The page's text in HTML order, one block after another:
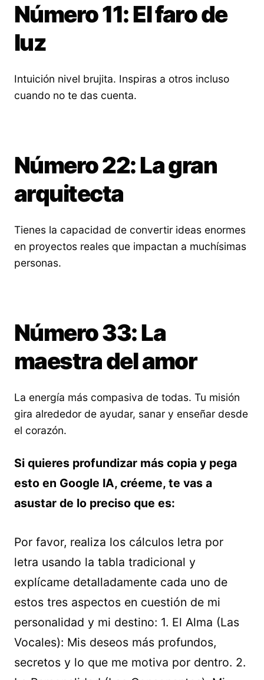
Número 11: El faro de
luz
Intuición nivel brujita. Inspiras a otros incluso
cuando no te das cuenta.
Número 22: La gran
arquitecta
Tienes la capacidad de convertir ideas enormes
en proyectos reales que impactan a muchísimas
personas.
Número 33: La
maestra del amor
La energía más compasiva de todas. Tu misión
gira alrededor de ayudar, sanar y enseñar desde
el corazón.
Si quieres profundizar más copia y pega
esto en Google IA, créeme, te vas a
asustar de lo preciso que es:
Por favor, realiza los cálculos letra por
letra usando la tabla tradicional y
explícame detalladamente cada uno de
estos tres aspectos en cuestión de mi
personalidad y mi destino: 1. El Alma (Las
Vocales): Mis deseos más profundos,
secretos y lo que me motiva por dentro. 2.